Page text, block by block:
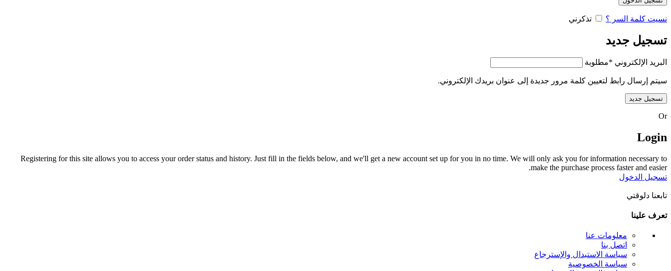
نسيت كلمة السر ؟ تذكرني
تسجيل جديد
البريد الإلكتروني *مطلوبة
سيتم إرسال رابط لتعيين كلمة مرور جديدة إلى عنوان بريدك الإلكتروني.
تسجيل جديد
Or
Login
Registering for this site allows you to access your order status and history. Just fill in the fields below, and we'll get a new account set up for you in no time. We will only ask you for information necessary to
make the purchase process faster and easier.
تسجيل الدخول
تابعنا دلوقتي
تعرف علينا
معلومات عنا
اتصل بنا
سياسة الاستبدال والإسترجاع
سياسة الخصوصية